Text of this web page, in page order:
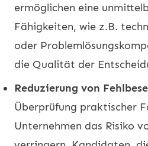
ermöglichen eine
Fähigkeiten, wie z.B.
oder
die Qualität der
Reduzierung von
Überprüfung praktischer
Unternehmen das Risiko